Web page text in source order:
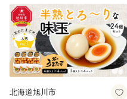
北海道旭川市